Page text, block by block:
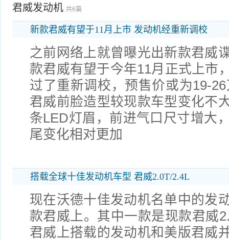
君威发动机 共6篇
新款君威有望于11月上市 发动机经重新调校
之前网络上就曾曝光出新款君威
款君威有望于今年11月正式上市
过了重新调校，预售价或为19-
君威前脸造型较现款车型变化不
条LED灯眉，前进气口尺寸增大
尾变化相对更加
搭载全球十佳发动机车型 君威2.0T/2.4L
现在沃德十佳发动机名单中的发
款君威上。其中一款是现款君威
君威上搭载的发动机和美版君威